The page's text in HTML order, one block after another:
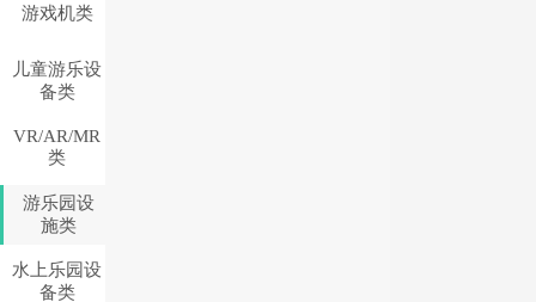
游戏机类
儿童游乐设
备类
VR/AR/MR
类
游乐园设
施类
水上乐园设
备类